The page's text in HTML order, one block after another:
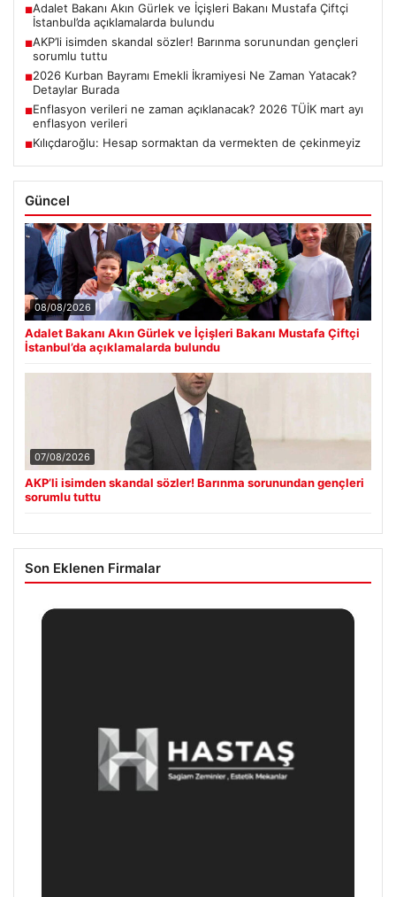
■Adalet Bakanı Akın Gürlek ve İçişleri Bakanı Mustafa Çiftçi
İstanbul’da açıklamalarda bulundu
■AKP’li isimden skandal sözler! Barınma sorunundan gençleri
sorumlu tuttu
■2026 Kurban Bayramı Emekli İkramiyesi Ne Zaman Yatacak?
Detaylar Burada
■Enflasyon verileri ne zaman açıklanacak? 2026 TÜİK mart ayı
enflasyon verileri
■Kılıçdaroğlu: Hesap sormaktan da vermekten de çekinmeyiz
Güncel
08/08/2026
Adalet Bakanı Akın Gürlek ve İçişleri Bakanı Mustafa Çiftçi
İstanbul’da açıklamalarda bulundu
07/08/2026
AKP’li isimden skandal sözler! Barınma sorunundan gençleri
sorumlu tuttu
Son Eklenen Firmalar